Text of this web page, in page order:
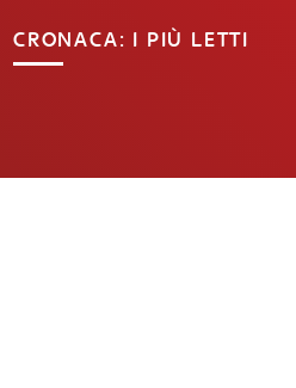
CRONACA: I PIÙ LETTI